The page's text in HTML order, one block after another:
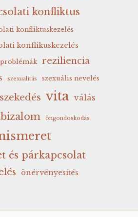
konfliktus
konfliktuskezelés
konflikuskezelés
reziliencia
szexualitás szexuális nevelés
vita válás
öngondoskodás
és párkapcsolat
önérvényesítés